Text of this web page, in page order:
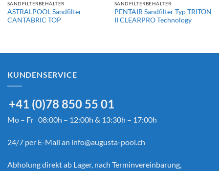
SANDFILTERBEHÄLTER
ASTRALPOOL Sandfilter
CANTABRIC TOP
SANDFILTERBEHÄLTER
PENTAIR Sandfilter Typ TRITON
II CLEARPRO Technology
KUNDENSERVICE
+41 (0)78 850 55 01
Mo – Fr 08:00h – 12:00h & 13:30h – 17:00h
24/7 per E-Mail an info@augusta-pool.ch
Abholung direkt ab Lager, nach Terminvereinbarung,